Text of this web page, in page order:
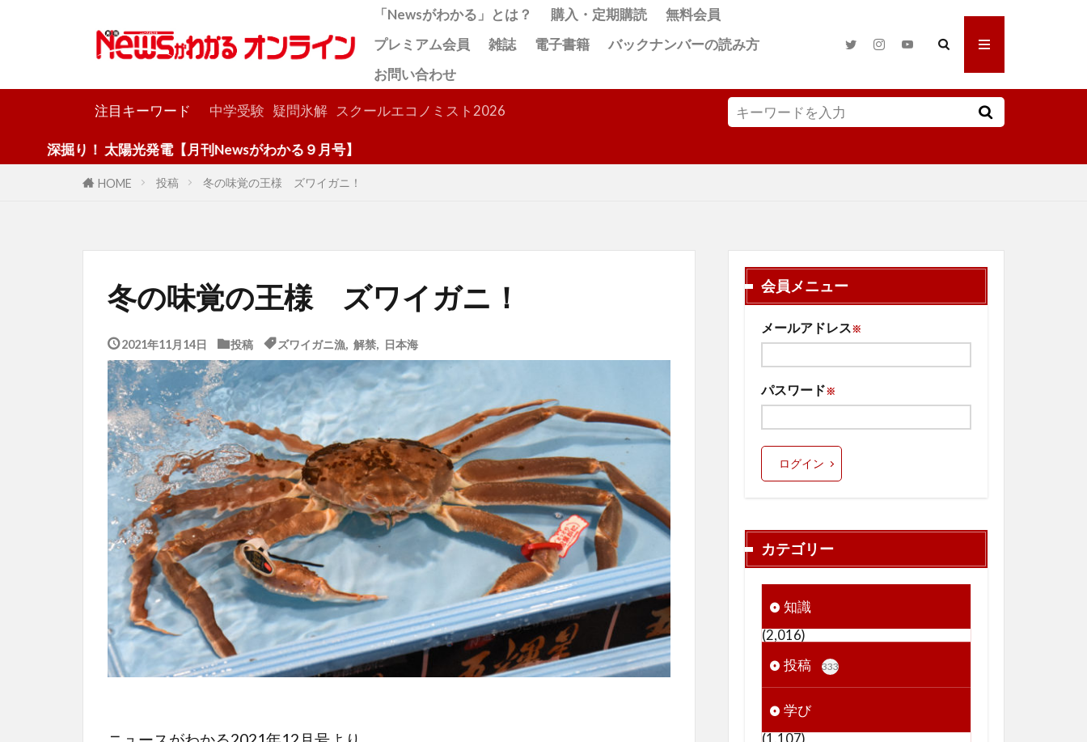
「Newsがわかる」とは？ 購入・定期購読
無料会員
プレミアム会員
雑誌 電子書籍
バックナンバーの読み方
お問い合わせ
注目キーワード 中学受験 疑問氷解 スクールエコノミスト2026
太陽光発電【月刊Newsがわかる９月号】
HOME 投稿 冬の味覚の王様 ズワイガニ！
冬の味覚の王様 ズワイガニ！
2021年11月14日 投稿 ズワイガニ漁 解禁, 日本海
会員メニュー
メールアドレス※
パスワード※
ログイン
カテゴリー
知識
(2,016)
投稿
333
学び
検索